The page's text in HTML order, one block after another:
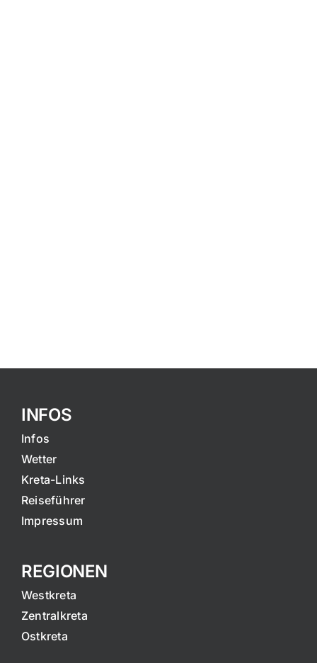
INFOS
Infos
Wetter
Kreta-Links
Reiseführer
Impressum
REGIONEN
Westkreta
Zentralkreta
Ostkreta